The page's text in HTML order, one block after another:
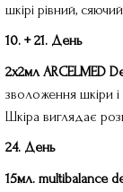
шкірі рівний,
10. + 21. День
2х2мл ARCELMED
зволоження шкіри
Шкіра виглядає
24. День
15мл. multibalance